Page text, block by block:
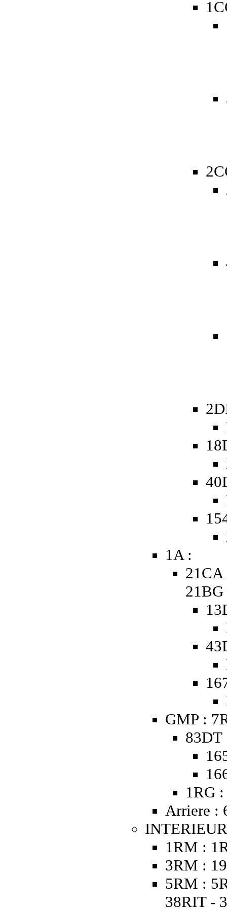
1A :
21BG
GMP :
83DT
1RG
Arriere :
1RM :
3RM :
5RM :
38RIT -